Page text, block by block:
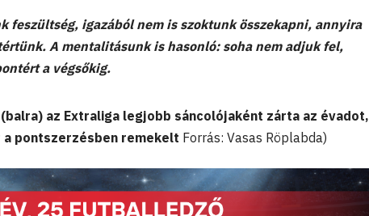
feszültség, igazából nem is szoktunk összekapni, annyira
A mentalitásunk is hasonló: soha nem adjuk fel,
a végsőkig.
(balra) az Extraliga legjobb sáncolójaként zárta az évadot,
pontszerzésben remekelt Forrás: Vasas Röplabda)